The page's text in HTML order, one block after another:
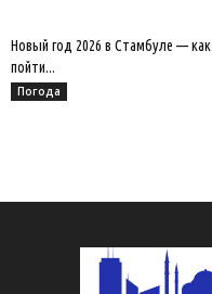
Новый год 2026 в Стамбуле —
пойти...
Погода